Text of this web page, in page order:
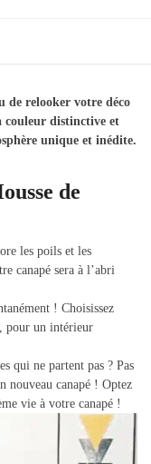
de relooker votre déco
couleur distinctive et
unique et inédite.
de
les poils et les
canapé sera à l’abri
! Choisissez
pour un intérieur
qui ne partent pas ? Pas
nouveau canapé ! Optez
vie à votre canapé !